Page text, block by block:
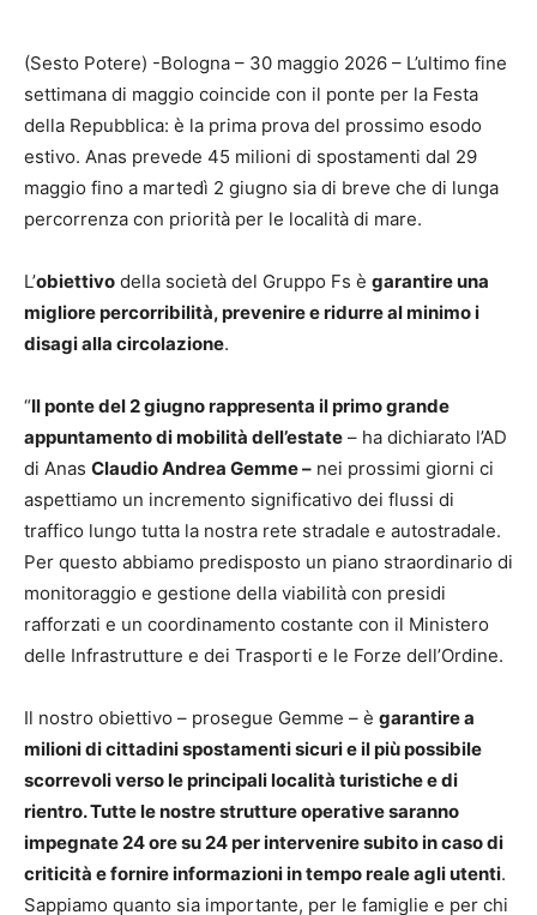
(Sesto Potere) -Bologna – 30 maggio 2026 – L’ultimo fine
settimana di maggio coincide con il ponte per la Festa
della Repubblica: è la prima prova del prossimo esodo
estivo. Anas prevede 45 milioni di spostamenti dal 29
maggio fino a martedì 2 giugno sia di breve che di lunga
percorrenza con priorità per le località di mare.
L’obiettivo della società del Gruppo Fs è garantire una
migliore percorribilità, prevenire e ridurre al minimo i
disagi alla circolazione.
“Il ponte del 2 giugno rappresenta il primo grande
appuntamento di mobilità dell’estate – ha dichiarato l’AD
di Anas Claudio Andrea Gemme – nei prossimi giorni ci
aspettiamo un incremento significativo dei flussi di
traffico lungo tutta la nostra rete stradale e autostradale.
Per questo abbiamo predisposto un piano straordinario di
monitoraggio e gestione della viabilità con presidi
rafforzati e un coordinamento costante con il Ministero
delle Infrastrutture e dei Trasporti e le Forze dell’Ordine.
Il nostro obiettivo – prosegue Gemme – è garantire a
milioni di cittadini spostamenti sicuri e il più possibile
scorrevoli verso le principali località turistiche e di
rientro. Tutte le nostre strutture operative saranno
impegnate 24 ore su 24 per intervenire subito in caso di
criticità e fornire informazioni in tempo reale agli utenti.
Sappiamo quanto sia importante, per le famiglie e per chi